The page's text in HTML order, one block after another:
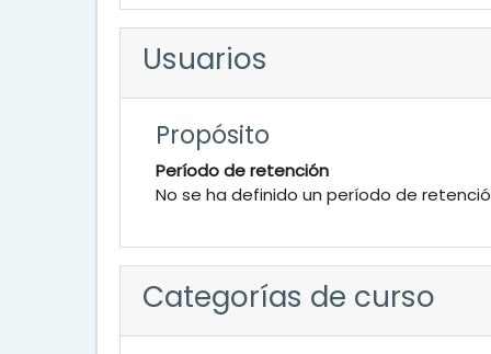
Usuarios
Propósito
Período de retención
No se ha definido un período de
Categorías de curso